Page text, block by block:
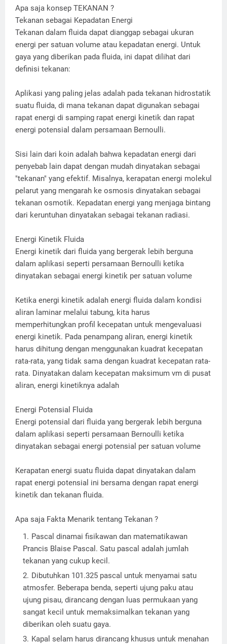
Apa saja konsep TEKANAN ?
Tekanan sebagai Kepadatan Energi
Tekanan dalam fluida dapat dianggap sebagai ukuran
energi per satuan volume atau kepadatan energi. Untuk
gaya yang diberikan pada fluida, ini dapat dilihat dari
definisi tekanan:
Aplikasi yang paling jelas adalah pada tekanan hidrostatik
suatu fluida, di mana tekanan dapat digunakan sebagai
rapat energi di samping rapat energi kinetik dan rapat
energi potensial dalam persamaan Bernoulli.
Sisi lain dari koin adalah bahwa kepadatan energi dari
penyebab lain dapat dengan mudah dinyatakan sebagai
"tekanan" yang efektif. Misalnya, kerapatan energi molekul
pelarut yang mengarah ke osmosis dinyatakan sebagai
tekanan osmotik. Kepadatan energi yang menjaga bintang
dari keruntuhan dinyatakan sebagai tekanan radiasi.
Energi Kinetik Fluida
Energi kinetik dari fluida yang bergerak lebih berguna
dalam aplikasi seperti persamaan Bernoulli ketika
dinyatakan sebagai energi kinetik per satuan volume
Ketika energi kinetik adalah energi fluida dalam kondisi
aliran laminar melalui tabung, kita harus
memperhitungkan profil kecepatan untuk mengevaluasi
energi kinetik. Pada penampang aliran, energi kinetik
harus dihitung dengan menggunakan kuadrat kecepatan
rata-rata, yang tidak sama dengan kuadrat kecepatan rata-
rata. Dinyatakan dalam kecepatan maksimum vm di pusat
aliran, energi kinetiknya adalah
Energi Potensial Fluida
Energi potensial dari fluida yang bergerak lebih berguna
dalam aplikasi seperti persamaan Bernoulli ketika
dinyatakan sebagai energi potensial per satuan volume
Kerapatan energi suatu fluida dapat dinyatakan dalam
rapat energi potensial ini bersama dengan rapat energi
kinetik dan tekanan fluida.
Apa saja Fakta Menarik tentang Tekanan ?
Pascal dinamai fisikawan dan matematikawan
Prancis Blaise Pascal. Satu pascal adalah jumlah
tekanan yang cukup kecil.
Dibutuhkan 101.325 pascal untuk menyamai satu
atmosfer. Beberapa benda, seperti ujung paku atau
ujung pisau, dirancang dengan luas permukaan yang
sangat kecil untuk memaksimalkan tekanan yang
diberikan oleh suatu gaya.
Kapal selam harus dirancang khusus untuk menahan